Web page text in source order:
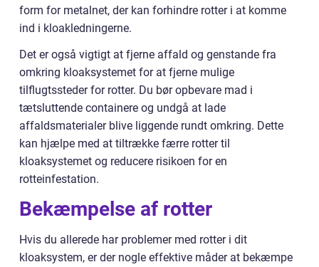
form for metalnet, der kan forhindre rotter i at komme
ind i kloakledningerne.
Det er også vigtigt at fjerne affald og genstande fra
omkring kloaksystemet for at fjerne mulige
tilflugtssteder for rotter. Du bør opbevare mad i
tætsluttende containere og undgå at lade
affaldsmaterialer blive liggende rundt omkring. Dette
kan hjælpe med at tiltrække færre rotter til
kloaksystemet og reducere risikoen for en
rotteinfestation.
Bekæmpelse af rotter
Hvis du allerede har problemer med rotter i dit
kloaksystem, er der nogle effektive måder at bekæmpe